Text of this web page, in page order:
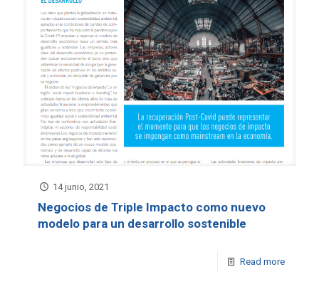
14 junio, 2021
Negocios de Triple Impacto como nuevo
modelo para un desarrollo sostenible
Read more